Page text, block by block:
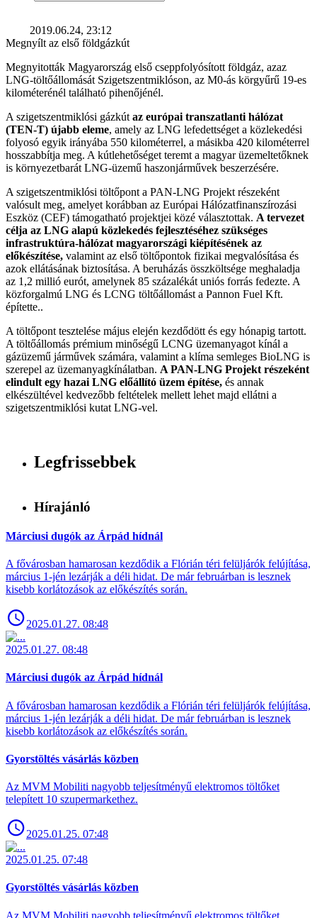
2019.06.24, 23:12
Megnyílt az első földgázkút
Megnyitották Magyarország első cseppfolyósított földgáz, azaz
LNG-töltőállomását Szigetszentmiklóson, az M0-ás körgyűrű 19-es
kilométerénél található pihenőjénél.
A szigetszentmiklósi gázkút az európai transzatlanti hálózat
(TEN-T) újabb eleme, amely az LNG lefedettséget a közlekedési
folyosó egyik irányába 550 kilométerrel, a másikba 420 kilométerrel
hosszabbítja meg. A kútlehetőséget teremt a magyar üzemeltetőknek
is környezetbarát LNG-üzemű haszonjárművek beszerzésére.
A szigetszentmiklósi töltőpont a PAN-LNG Projekt részeként
valósult meg, amelyet korábban az Európai Hálózatfinanszírozási
Eszköz (CEF) támogatható projektjei közé választottak. A tervezet
célja az LNG alapú közlekedés fejlesztéséhez szükséges
infrastruktúra-hálózat magyarországi kiépítésének az
előkészítése, valamint az első töltőpontok fizikai megvalósítása és
azok ellátásának biztosítása. A beruházás összköltsége meghaladja
az 1,2 millió eurót, amelynek 85 százalékát uniós forrás fedezte. A
közforgalmú LNG és LCNG töltőállomást a Pannon Fuel Kft.
építette..
A töltőpont tesztelése május elején kezdődött és egy hónapig tartott.
A töltőállomás prémium minőségű LCNG üzemanyagot kínál a
gázüzemű járművek számára, valamint a klíma semleges BioLNG is
szerepel az üzemanyagkínálatban. A PAN-LNG Projekt részeként
elindult egy hazai LNG előállító üzem építése, és annak
elkészültével kedvezőbb feltételek mellett lehet majd ellátni a
szigetszentmiklósi kutat LNG-vel.
Legfrissebbek
Hírajánló
Márciusi dugók az Árpád hídnál
A fővárosban hamarosan kezdődik a Flórián téri felüljárók felújítása,
március 1-jén lezárják a déli hidat. De már februárban is lesznek
kisebb korlátozások az előkészítés során.
2025.01.27. 08:48
2025.01.27. 08:48
Márciusi dugók az Árpád hídnál
A fővárosban hamarosan kezdődik a Flórián téri felüljárók felújítása,
március 1-jén lezárják a déli hidat. De már februárban is lesznek
kisebb korlátozások az előkészítés során.
Gyorstöltés vásárlás közben
Az MVM Mobiliti nagyobb teljesítményű elektromos töltőket
telepített 10 szupermarkethez.
2025.01.25. 07:48
2025.01.25. 07:48
Gyorstöltés vásárlás közben
Az MVM Mobiliti nagyobb teljesítményű elektromos töltőket